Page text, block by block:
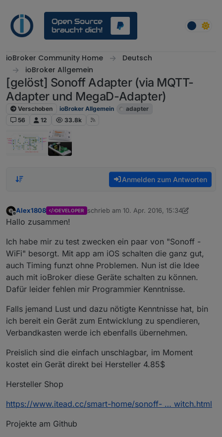
ioBroker Community Home
Deutsch
ioBroker Allgemein
[gelöst] Sonoff Adapter (via MQTT-
Adapter und MegaD-Adapter)
Verschoben ioBroker Allgemein
adapter
56
12 33.8k
Anmelden zum Antworten
Offline
Alex1808 DEVELOPER schrieb am 10. Apr. 2016, 15:34
zuletzt editiert von Dutchman 2. Okt. 2019,
Hallo zusammen!
Ich habe mir zu test zwecken ein paar von "Sonoff -
WiFi" besorgt. Mit app am iOS schalten die ganz gut,
auch Timing funzt ohne Problemen. Nun ist die Idee
auch mit ioBroker diese Geräte schalten zu können.
Dafür leider fehlen mir Programmier Kenntnisse.
Falls jemand Lust und dazu nötigte Kenntnisse hat, bin
ich bereit ein Gerät zum Entwicklung zu spendieren,
Verbandkasten werde ich ebenfalls übernehmen.
Preislich sind die einfach unschlagbar, im Moment
kostet ein Gerät direkt bei Hersteller 4.85$
Hersteller Shop
https://www.itead.cc/smart-home/sonoff- … witch.html
Projekte am Github